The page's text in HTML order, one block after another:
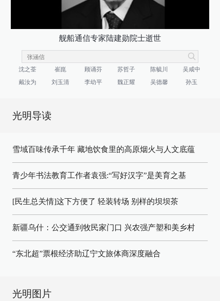
舰船通信专家陆建勋院士逝世
沈之荃 崔崑 顾诵芬 苏哲子 陈毓川
吴咸中
戴汝为
刘玉清 李幼平 魏正耀 吴德馨 孙玉
光明导读
雪域百味传承千年 藏地饮食里的高原烟火与人文底蕴
青少年书法教育工作者袁强:“写好汉字”是美育之基
[民生总关情]这下方便了 轻装转场 别样的坝坝茶
新疆乌什：公交通到牧民家门口 兴农强产塑和美乡村
“东北超”票根经济助辽宁文旅体商深度融合
光明图片